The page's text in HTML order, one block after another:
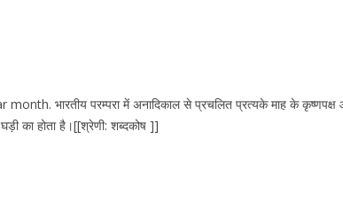
भारतीय परम्परा में अनादिकाल से प्रचलित प्रत्यके माह के कृष्णपक्ष और
का होता है।[[श्रेणी: शब्दकोष ]]